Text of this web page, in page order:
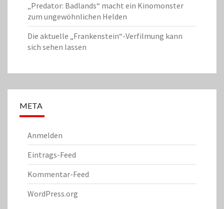
„Predator: Badlands“ macht ein Kinomonster
zum ungewöhnlichen Helden
Die aktuelle „Frankenstein“-Verfilmung kann
sich sehen lassen
META
Anmelden
Eintrags-Feed
Kommentar-Feed
WordPress.org